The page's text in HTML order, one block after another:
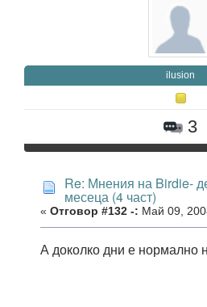
ilusion
3
Re: Мнения на Birdie-
месеца (4 част)
« Отговор #132 -: Май 09,
А доколко дни е нормално